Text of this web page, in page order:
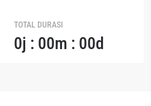
TOTAL DURASI
0j : 00m : 00d